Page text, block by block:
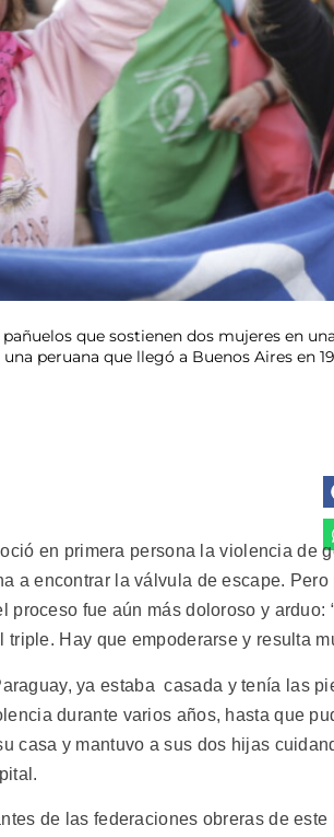
que sostienen dos mujeres en
peruana que llegó a Buenos Aires en
en primera persona la violencia de
a encontrar la válvula de escape.
proceso fue aún más doloroso y arduo:
Hay que empoderarse y resulta
ya estaba casada y tenía las
durante varios años, hasta que
casa y mantuvo a sus dos hijas
de las federaciones obreras de